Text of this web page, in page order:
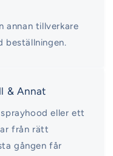
annan tillverkare
beställningen.
& Annat
eller ett
från rätt
gången får